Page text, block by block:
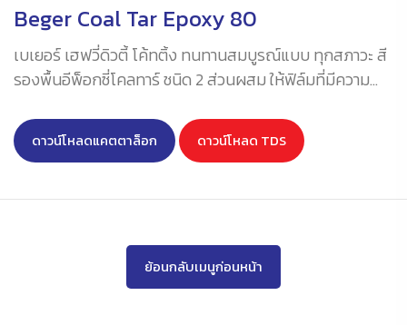
Beger Coal Tar Epoxy 80
เบเยอร์ เฮฟวี่ดิวตี้ โค้ทติ้ง ทนทานสมบูรณ์แบบ ทุกสภาวะ สี
รองพื้นอีพ็อกซี่โคลทาร์ ชนิด 2 ส่วนผสม ให้ฟิล์มที่มีความ
ดินหรืองานที่ต้องแช่น้ำอยู่ตลอดเวลา ที่อยู่ในสภาวะแวดล้อม
ที่รุนแรงมาก ฟิล์มสีทนแรงขูดขีด ให้การยึดเกาะที่ดีเยี่ยม
ดาวน์โหลดแคตตาล็อก ดาวน์โหลด TDS
ย้อนกลับเมนูก่อนหน้า